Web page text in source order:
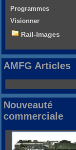
Programmes
Visionner
Rail-Images
AMFG Articles
Nouveauté
commerciale